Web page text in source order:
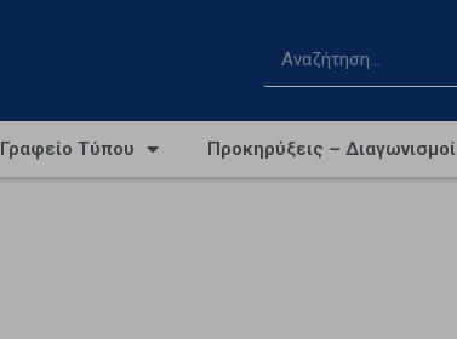
Γραφείο Τύπου Προκηρύξεις – Διαγωνισμοί